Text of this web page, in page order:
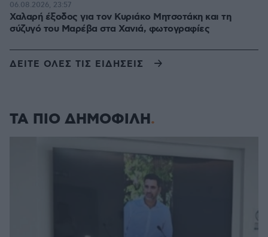
Χαλαρή έξοδος για τον Κυριάκο Μητσοτάκη και τη
σύζυγό του Μαρέβα στα Χανιά, φωτογραφίες
06.08.2026, 23:57
ΔΕΙΤΕ ΟΛΕΣ ΤΙΣ ΕΙΔΗΣΕΙΣ
ΤΑ ΠΙΟ ΔΗΜΟΦΙΛΗ